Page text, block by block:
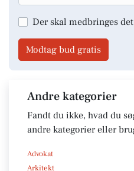
Der skal medbringes
Modtag bud gratis
Andre kategorier
Fandt du ikke, hvad du
andre kategorier eller
Advokat
Arkitekt